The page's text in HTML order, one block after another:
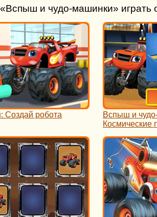
и чудо-машинки» играть
Создай робота
Вспыш и
Космические